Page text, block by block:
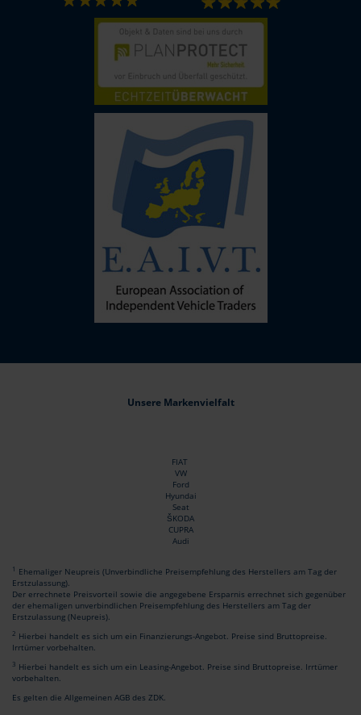
Unsere Markenvielfalt
FIAT
VW
Ford
Hyundai
Seat
ŠKODA
CUPRA
Audi
1 Ehemaliger Neupreis (Unverbindliche Preisempfehlung des Herstellers am Tag der
Erstzulassung).
Der errechnete Preisvorteil sowie die angegebene Ersparnis errechnet sich gegenüber
der ehemaligen unverbindlichen Preisempfehlung des Herstellers am Tag der
Erstzulassung (Neupreis).
2 Hierbei handelt es sich um ein Finanzierungs-Angebot. Preise sind Bruttopreise.
Irrtümer vorbehalten.
3 Hierbei handelt es sich um ein Leasing-Angebot. Preise sind Bruttopreise. Irrtümer
vorbehalten.
Es gelten die Allgemeinen AGB des ZDK.